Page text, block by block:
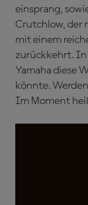
einsprang,
Crutchlow, der
mit einem
zurückkehrt. In
Yamaha diese
könnte.
Im Moment